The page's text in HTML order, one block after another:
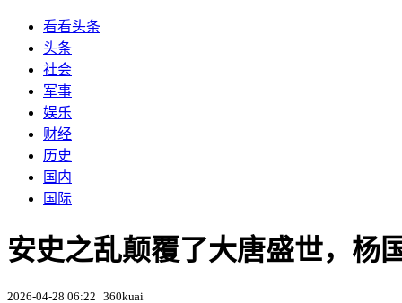
看看头条
头条
社会
军事
娱乐
财经
历史
国内
国际
安史之乱颠覆了大唐盛世，杨
2026-04-28 06:22 360kuai